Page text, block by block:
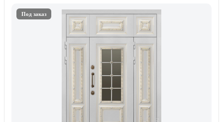
Под заказ